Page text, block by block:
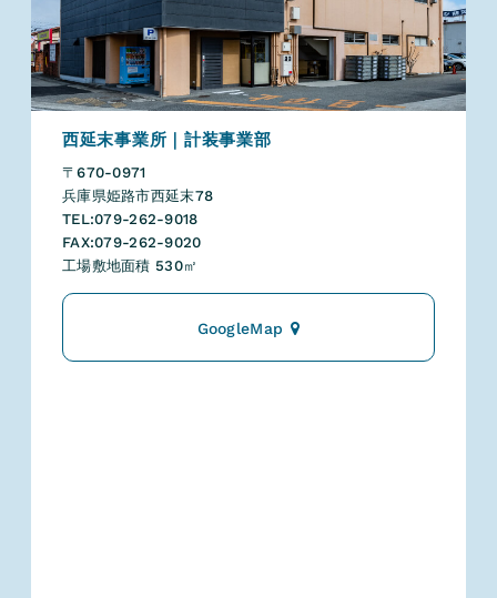
西延末事業所｜計装事業部
〒670-0971
兵庫県姫路市西延末78
TEL:079-262-9018
FAX:079-262-9020
工場敷地面積 530㎡
GoogleMap